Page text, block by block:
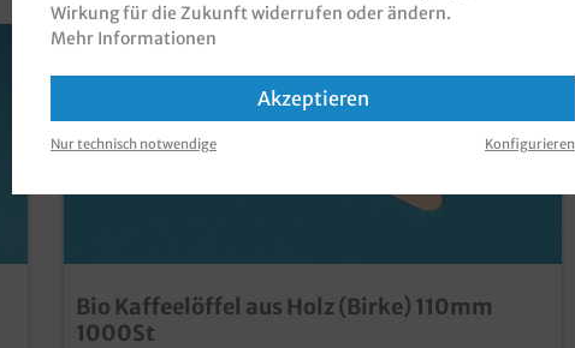
Bio Kaffeelöffel aus Holz (Birke) 110mm
1000St
Wirkung für die Zukunft widerrufen oder ändern.
Mehr Informationen
Akzeptieren
Nur technisch notwendige Konfigurieren